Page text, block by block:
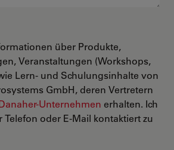
über Produkte,
Veranstaltungen (Workshops,
Lern- und Schulungsinhalte von
GmbH, deren Vertretern
Unternehmen erhalten. Ich
Telefon oder E-Mail kontaktiert zu